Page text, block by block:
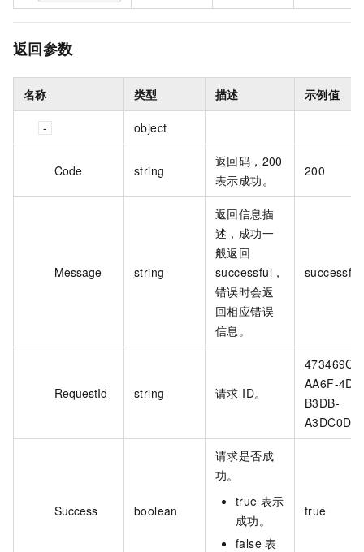
返回参数
名称 类型 描述 示例值
object
Code string
返回码，200
表示成功。
200
Message string
返回信息描
述，成功一
般返回
successful，
错误时会返
回相应错误
信息。
successful
RequestId string 请求 ID。
AA6F-
B3DB-
Success boolean
请求是否成
功。
true 表示
成功。
false 表
true